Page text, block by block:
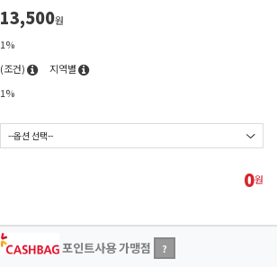
13,500원
1%
(조건)
지역별
1%
0원
포인트사용 가맹점 ?